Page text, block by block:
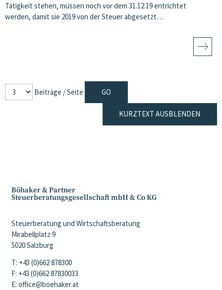
Tätigkeit stehen, müssen noch vor dem 31.12.19 entrichtet
werden, damit sie 2019 von der Steuer abgesetzt…
Beiträge / Seite
KURZTEXT AUSBLENDEN
Böhaker & Partner
Steuerberatungsgesellschaft mbH & Co KG
Steuerberatung und Wirtschaftsberatung
Mirabellplatz 9
5020 Salzburg
T: +43 (0)662 878300
F: +43 (0)662 87830033
E: office@boehaker.at